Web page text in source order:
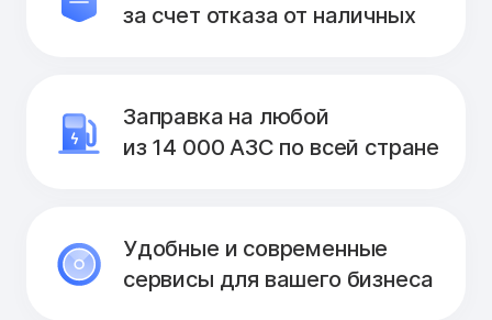
за счет отказа от наличных
Заправка на любой
из 14 000 АЗС по всей стране
Удобные и современные
сервисы для вашего бизнеса